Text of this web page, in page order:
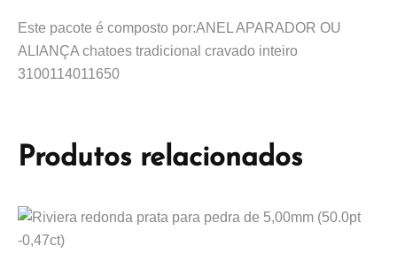
Este pacote é composto por:ANEL APARADOR OU
ALIANÇA chatoes tradicional cravado inteiro
3100114011650
Produtos relacionados